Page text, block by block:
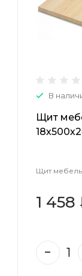
В
Щит
Щит
1 458